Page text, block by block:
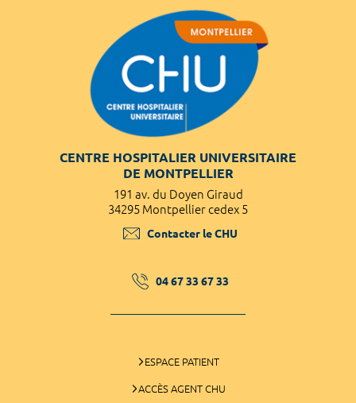
CENTRE HOSPITALIER UNIVERSITAIRE
DE MONTPELLIER
191 av. du Doyen Giraud
34295 Montpellier cedex 5
Contacter le CHU
04 67 33 67 33
ESPACE PATIENT
ACCÈS AGENT CHU